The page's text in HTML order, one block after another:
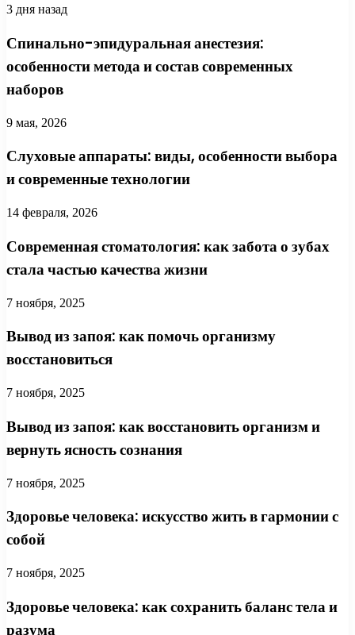
3 дня назад
Спинально-эпидуральная анестезия:
особенности метода и состав современных
наборов
9 мая, 2026
Слуховые аппараты: виды, особенности выбора
и современные технологии
14 февраля, 2026
Современная стоматология: как забота о зубах
стала частью качества жизни
7 ноября, 2025
Вывод из запоя: как помочь организму
восстановиться
7 ноября, 2025
Вывод из запоя: как восстановить организм и
вернуть ясность сознания
7 ноября, 2025
Здоровье человека: искусство жить в гармонии с
собой
7 ноября, 2025
Здоровье человека: как сохранить баланс тела и
разума